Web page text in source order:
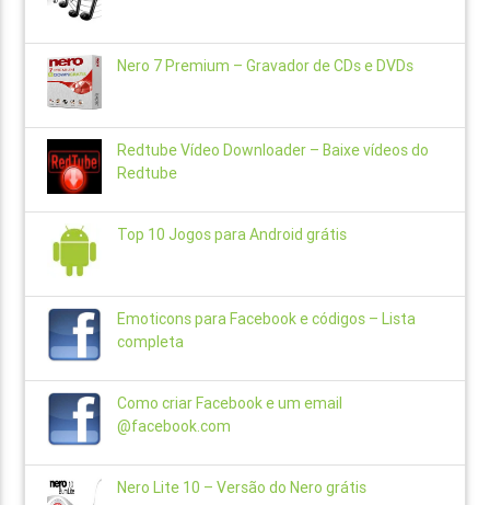
Nero 7 Premium – Gravador de CDs e DVDs
Redtube Vídeo Downloader – Baixe vídeos do
Redtube
Top 10 Jogos para Android grátis
Emoticons para Facebook e códigos – Lista
completa
Como criar Facebook e um email
@facebook.com
Nero Lite 10 – Versão do Nero grátis